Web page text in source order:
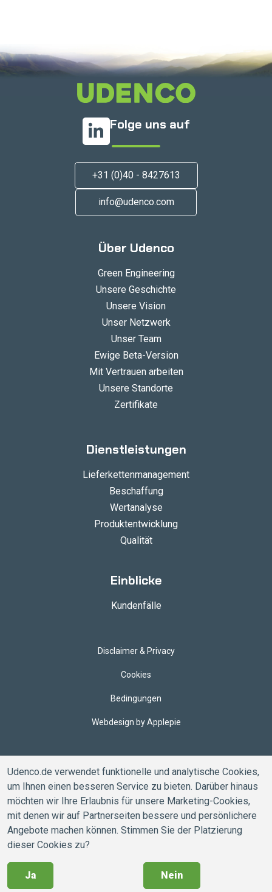
Folge uns auf
+31 (0)40 - 8427613
info@udenco.com
Über Udenco
Green Engineering
Unsere Geschichte
Unsere Vision
Unser Netzwerk
Unser Team
Ewige Beta-Version
Mit Vertrauen arbeiten
Unsere Standorte
Zertifikate
Dienstleistungen
Lieferkettenmanagement
Beschaffung
Wertanalyse
Produktentwicklung
Qualität
Einblicke
Kundenfälle
Disclaimer & Privacy
Cookies
Bedingungen
Webdesign by Applepie
Udenco.de verwendet funktionelle und analytische Cookies,
um Ihnen einen besseren Service zu bieten. Darüber hinaus
möchten wir Ihre Erlaubnis für unsere Marketing-Cookies,
mit denen wir auf Partnerseiten bessere und persönlichere
Angebote machen können. Stimmen Sie der Platzierung
dieser Cookies zu?
Ja Nein